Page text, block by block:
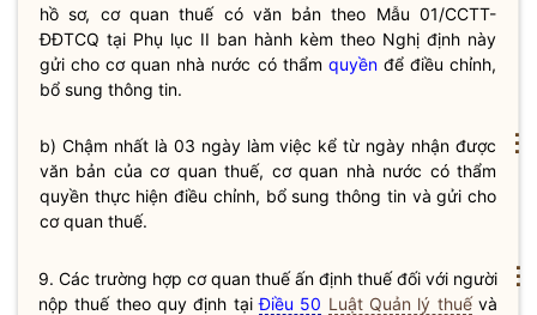
hồ sơ, cơ quan thuế có văn bản theo Mẫu 01/CCTT-
ĐĐTCQ tại Phụ lục II ban hành kèm theo Nghị định này
gửi cho cơ quan nhà nước có thẩm quyềnđể điều chỉnh,
bổ sung thông tin.
b) Chậm nhất là 03 ngày làm việc kể từ ngày nhận được
văn bản của cơ quan thuế, cơ quan nhà nước có thẩm
quyền thực hiện điều chỉnh, bổ sung thông tin và gửi cho
cơ quan thuế.
9. Các trường hợp cơ quan thuếấn định thuếđối với người
nộpthuếtheo quy định tạiĐiều 50 Luật Quản lý thuếvà
⋮
⋮